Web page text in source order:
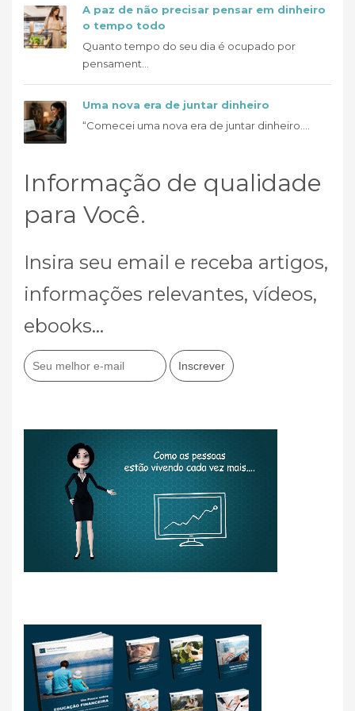
A paz de não precisar pensar em dinheiro
o tempo todo
Quanto tempo do seu dia é ocupado por
pensament...
Uma nova era de juntar dinheiro
“Comecei uma nova era de juntar dinheiro....
Informação de qualidade
para Você.
Insira seu email e receba artigos,
informações relevantes, vídeos,
ebooks...